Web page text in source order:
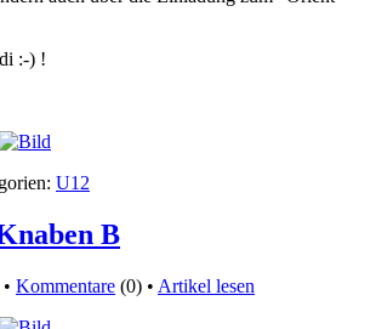
:-) !
U12
B
Kommentare (0) • Artikel lesen